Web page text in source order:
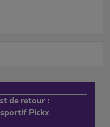
de retour :
Pickx